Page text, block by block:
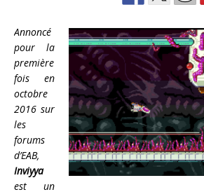
Annoncé
pour la
première
fois en
octobre
2016 sur
les
forums
d’EAB,
Inviyya
est un